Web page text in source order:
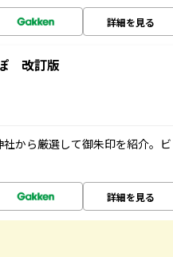
詳細を見る
改訂版
から厳選して御朱印を紹介。ビ
詳細を見る